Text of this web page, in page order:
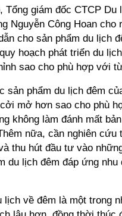
Tổng giám đốc CTCP Du
Nguyễn Công Hoan cho
cho sản phẩm du lịch
hoạch phát triển du
sao cho phù hợp với
sản phẩm du lịch đêm
mở hơn sao cho phù
không làm đánh mất
nữa, cần nghiên cứu
thu hút đầu tư vào
du lịch đêm đáp ứng nhu
lịch về đêm là một trong